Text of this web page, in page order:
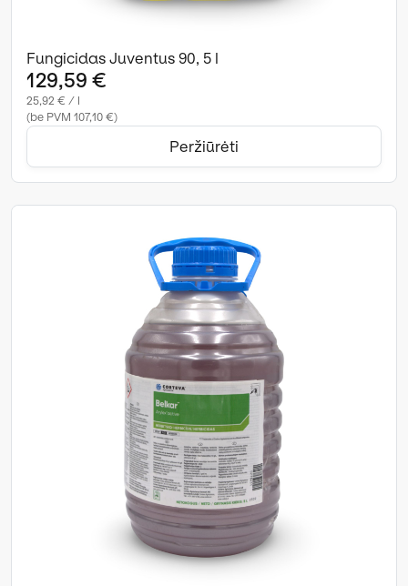
Fungicidas Juventus 90, 5 l
129,59 €
25,92 € / l
(be PVM 107,10 €)
Peržiūrėti